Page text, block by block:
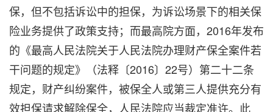
保，但不包括诉讼中的担保，为诉讼场景下的相关保
险业务提供了政策支持；而最高院方面，2016年发布
的《最高人民法院关于人民法院办理财产保全案件若
干问题的规定》（法释〔2016〕22号）第二十二条
规定，财产纠纷案件，被保全人或第三人提供充分有
效担保请求解除保全，人民法院应当裁定准许。此